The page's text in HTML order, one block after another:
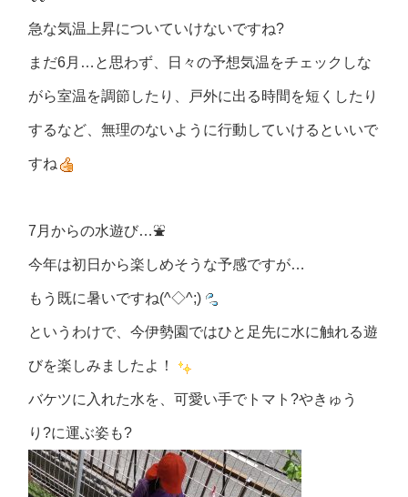
急な気温上昇についていけないですね?
まだ6月…と思わず、日々の予想気温をチェックしな
がら室温を調節したり、戸外に出る時間を短くしたり
するなど、無理のないように行動していけるといいで
すね
7月からの水遊び…⛲
今年は初日から楽しめそうな予感ですが…
もう既に暑いですね(^◇^;)
というわけで、今伊勢園ではひと足先に水に触れる遊
びを楽しみましたよ！
バケツに入れた水を、可愛い手でトマト?やきゅう
り?に運ぶ姿も?